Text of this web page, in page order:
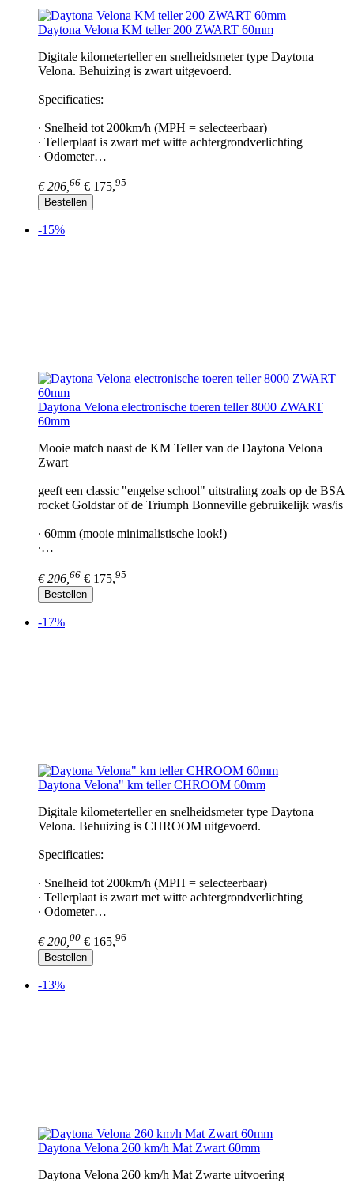
Daytona Velona KM teller 200 ZWART 60mm
Digitale kilometerteller en snelheidsmeter type Daytona
Velona. Behuizing is zwart uitgevoerd.
Specificaties:
∙ Snelheid tot 200km/h (MPH = selecteerbaar)
∙ Tellerplaat is zwart met witte achtergrondverlichting
∙ Odometer…
€ 206, 66 € 175,95
Bestellen
-15%
Daytona Velona electronische toeren teller 8000 ZWART
60mm
Mooie match naast de KM Teller van de Daytona Velona
Zwart
geeft een classic "engelse school" uitstraling zoals op de BSA
rocket Goldstar of de Triumph Bonneville gebruikelijk was/is
∙ 60mm (mooie minimalistische look!)
∙…
€ 206, 66 € 175,95
Bestellen
-17%
Daytona Velona" km teller CHROOM 60mm
Digitale kilometerteller en snelheidsmeter type Daytona
Velona. Behuizing is CHROOM uitgevoerd.
Specificaties:
∙ Snelheid tot 200km/h (MPH = selecteerbaar)
∙ Tellerplaat is zwart met witte achtergrondverlichting
∙ Odometer…
€ 200, 00 € 165,96
Bestellen
-13%
Daytona Velona 260 km/h Mat Zwart 60mm
Daytona Velona 260 km/h Mat Zwarte uitvoering